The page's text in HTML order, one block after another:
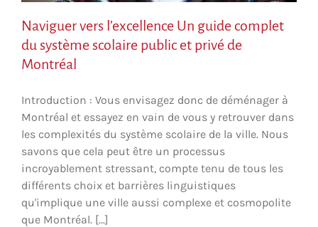
Naviguer vers l’excellence Un guide complet
du système scolaire public et privé de
Montréal
Introduction : Vous envisagez donc de déménager à
Montréal et essayez en vain de vous y retrouver dans
les complexités du système scolaire de la ville. Nous
savons que cela peut être un processus
incroyablement stressant, compte tenu de tous les
différents choix et barrières linguistiques
qu'implique une ville aussi complexe et cosmopolite
que Montréal. [...]